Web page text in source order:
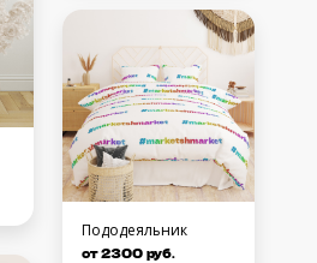
Пододеяльник
от 2300 руб.